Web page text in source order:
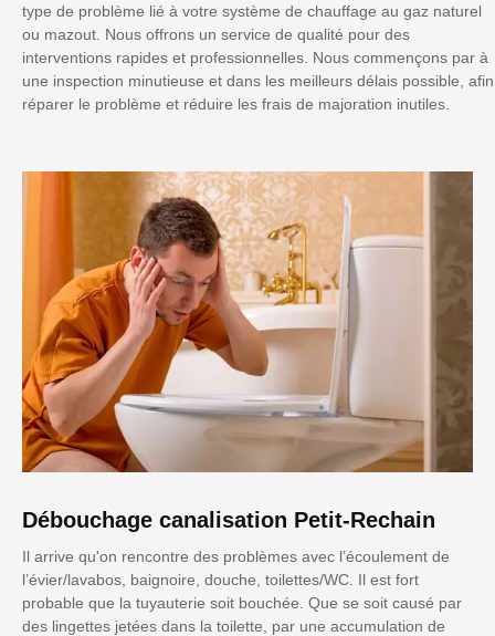
type de problème lié à votre système de chauffage au gaz naturel
ou mazout. Nous offrons un service de qualité pour des
interventions rapides et professionnelles. Nous commençons par à
une inspection minutieuse et dans les meilleurs délais possible, afin
réparer le problème et réduire les frais de majoration inutiles.
Débouchage canalisation Petit-Rechain
Il arrive qu'on rencontre des problèmes avec l’écoulement de
l’évier/lavabos, baignoire, douche, toilettes/WC. Il est fort
probable que la tuyauterie soit bouchée. Que se soit causé par
des lingettes jetées dans la toilette, par une accumulation de